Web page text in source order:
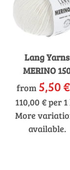
Lang Yarns
MERINO
from 5,50 €
110,00 € per
More
available.